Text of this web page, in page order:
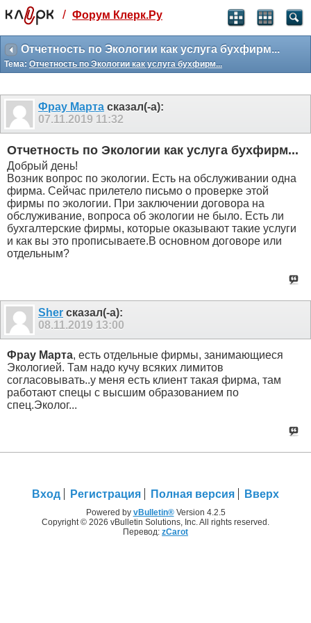
Святые угодники, Клерк без рекламы
прекрасен:)
месяц
3 месяца
259
₽
-10%
499 ₽
-15%
Отмена Оплатить
/ Форум Клерк.Ру
Отчетность по Экологии как услуга бухфирм...
Тема: Отчетность по Экологии как услуга бухфирм...
Фрау Марта сказал(-а):
07.11.2019 11:32
Отчетность по Экологии как услуга бухфирм...
Добрый день!
Возник вопрос по экологии. Есть на обслуживании одна
фирма. Сейчас прилетело письмо о проверке этой
фирмы по экологии. При заключении договора на
обслуживание, вопроса об экологии не было. Есть ли
бухгалтерские фирмы, которые оказывают такие услуги
и как вы это прописываете.В основном договоре или
отдельным?
Sher сказал(-а):
08.11.2019 13:00
Фрау Марта, есть отдельные фирмы, занимающиеся
Экологией. Там надо кучу всяких лимитов
согласовывать..у меня есть клиент такая фирма, там
работают спецы с высшим образованием по
спец.Эколог...
Вход Регистрация Полная версия Вверх
Powered by vBulletin®Version 4.2.5
Copyright © 2026 vBulletin Solutions, Inc. All rights reserved.
Перевод: zCarot